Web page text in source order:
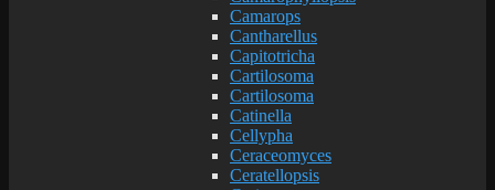
Camarops
Cantharellus
Capitotricha
Cartilosoma
Cartilosoma
Catinella
Cellypha
Ceraceomyces
Ceratellopsis